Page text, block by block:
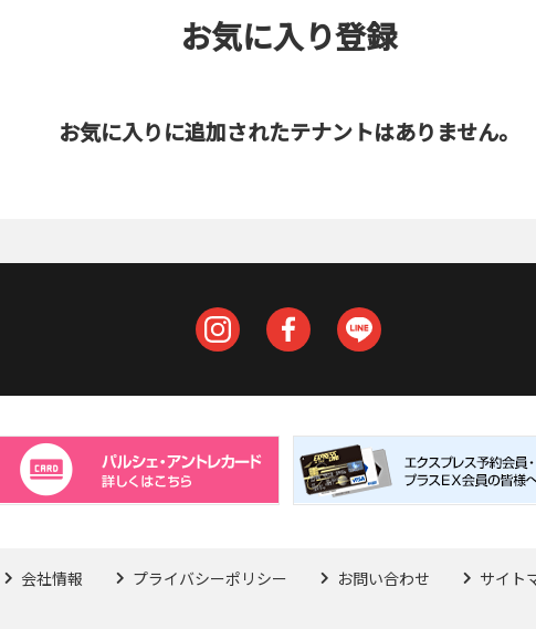
お気に入り登録
お気に入りに追加されたテナントはありません。
会社情報 プライバシーポリシー お問い合わせ サイト